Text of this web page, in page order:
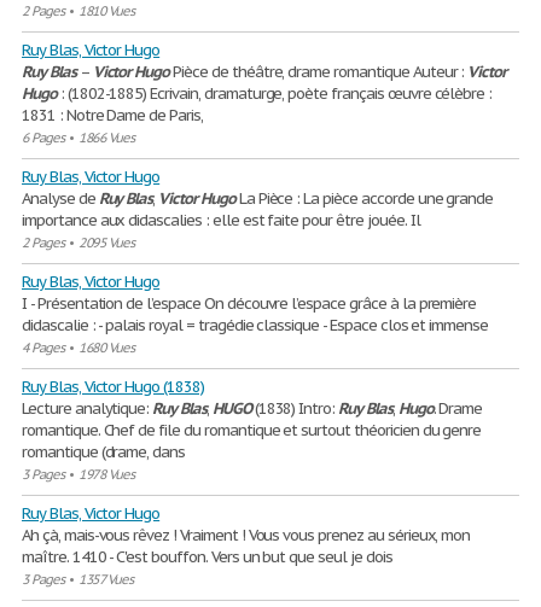
2 Pages• 1810 Vues
Ruy Blas, Victor Hugo
RuyBlas– Victor HugoPièce de théâtre, drame romantique Auteur : Victor
Hugo: (1802-1885) Ecrivain, dramaturge, poète français œuvre célèbre :
1831 : Notre Dame de Paris,
6 Pages• 1866 Vues
Ruy Blas, Victor Hugo
Analyse de Ruy Blas, VictorHugoLa Pièce : La pièce accorde une grande
importance aux didascalies : elle est faite pour être jouée. Il
2 Pages• 2095 Vues
Ruy Blas, Victor Hugo
I - Présentation de l’espace On découvre l’espace grâce à la première
didascalie : - palais royal = tragédie classique - Espace clos et immense
4 Pages• 1680 Vues
Ruy Blas, Victor Hugo (1838)
Lecture analytique: Ruy Blas, HUGO(1838) Intro: RuyBlas, Hugo. Drame
romantique. Chef de file du romantique et surtout théoricien du genre
romantique (drame, dans
3 Pages• 1978 Vues
Ruy Blas, Victor Hugo
Ah çà, mais-vous rêvez ! Vraiment ! Vous vous prenez au sérieux, mon
maître. 1410 - C'est bouffon. Vers un but que seul je dois
3 Pages• 1357 Vues